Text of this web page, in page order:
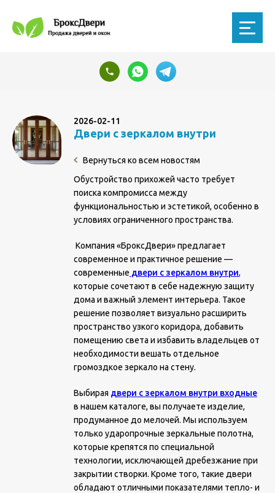
2026-02-11
Двери с зеркалом внутри
Вернуться ко всем новостям
Обустройство прихожей часто требует
поиска компромисса между
функциональностью и эстетикой, особенно в
условиях ограниченного пространства.
Компания «БроксДвери» предлагает
современное и практичное решение —
современные двери с зеркалом внутри,
которые сочетают в себе надежную защиту
дома и важный элемент интерьера. Такое
решение позволяет визуально расширить
пространство узкого коридора, добавить
помещению света и избавить владельцев от
необходимости вешать отдельное
громоздкое зеркало на стену.
Выбирая двери с зеркалом внутри входные
в нашем каталоге, вы получаете изделие,
продуманное до мелочей. Мы используем
только ударопрочные зеркальные полотна,
которые крепятся по специальной
технологии, исключающей дребезжание при
закрытии створки. Кроме того, такие двери
обладают отличными показателями тепло- и